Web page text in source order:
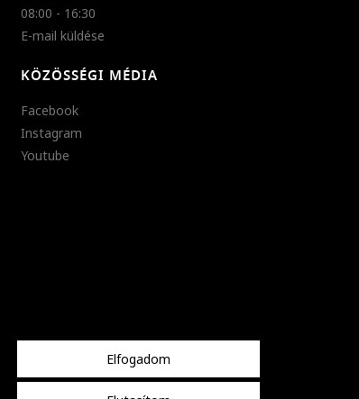
Elfogadom
08:00 - 16:30
E-mail küldése
KÖZÖSSÉGI MÉDIA
Facebook
Instagram
Youtube